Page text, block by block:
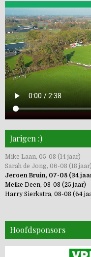
Jarigen :)
Mike Laan, 05-08 (14 jaar)
Sarah de Jong, 06-08 (18 jaar)
Jeroen Bruin, 07-08 (34
Meike Deen, 08-08 (25 jaar)
Harry Sierkstra, 08-08 (64
Hoofdsponsors